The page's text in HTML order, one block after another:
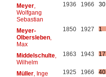
Meyer,
Wolfgang
Sebastian
1936 1966 30
Meyer-
Olbersleben,
Max
1850 1927 1
Middelschulte,
Wilhelm
1863 1943 17
Müller, Inge 1925 1966
40